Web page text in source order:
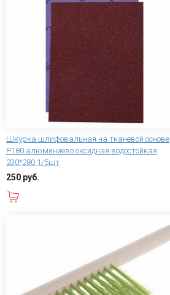
Шкурка шлифовальная на тканевой основе
Р180 алюминиево оксидная водостойкая
230*280 1/5шт
250 руб.